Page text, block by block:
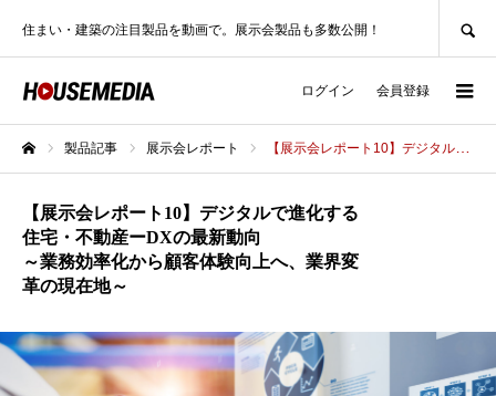
住まい・建築の注目製品を動画で。展示会製品も多数公開！
ログイン 会員登録
製品記事 展示会レポート 【展示会レポート10】デジタルで進化する住宅・不動産ーDXの最新動向～業務効率化から顧客体験向上へ、業界変革の現在地～
【展示会レポート10】デジタルで進化する
住宅・不動産ーDXの最新動向
～業務効率化から顧客体験向上へ、業界変
革の現在地～